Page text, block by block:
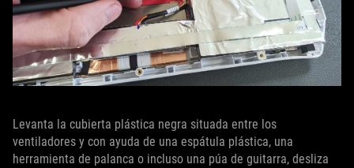
Levanta la cubierta plástica negra situada entre los
ventiladores y con ayuda de una espátula plástica, una
herramienta de palanca o incluso una púa de guitarra, desliza